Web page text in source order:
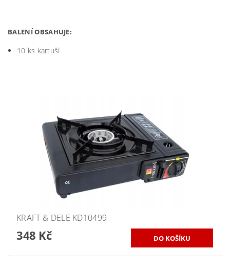
BALENÍ OBSAHUJE:
10 ks kartuší
KRAFT & DELE KD10499
348 Kč